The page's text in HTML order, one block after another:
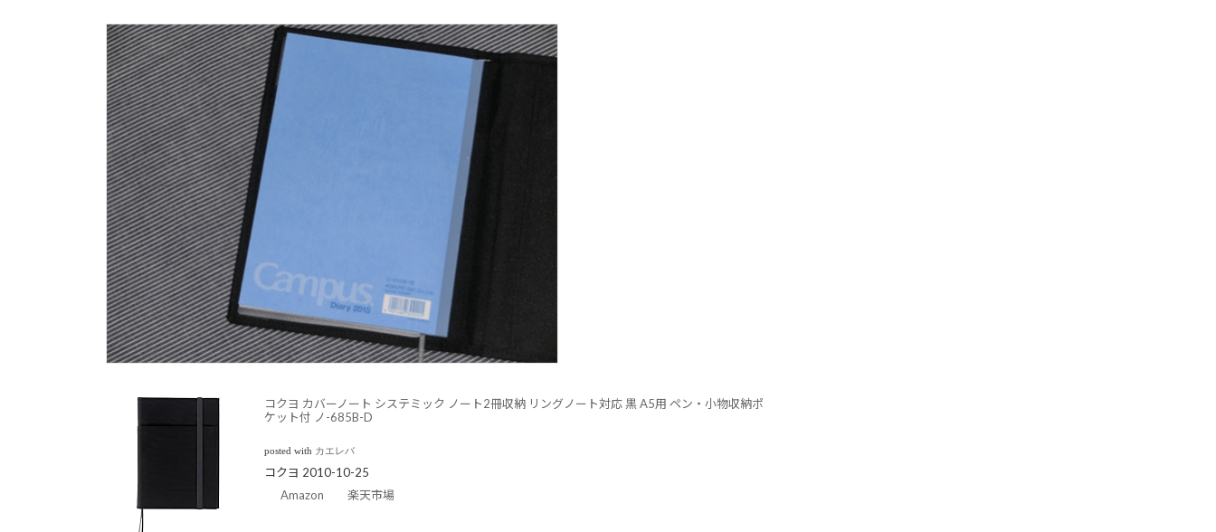
コクヨ カバーノート システミック ノート2冊収納 リングノート対応 黒 A5用 ペン・小物収納ポ
ケット付 ノ-685B-D
posted with カエレバ
コクヨ 2010-10-25
Amazon
楽天市場